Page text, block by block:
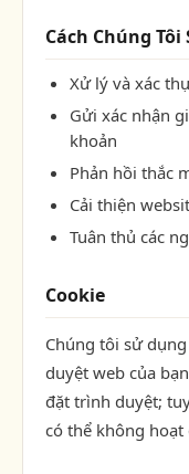
Cách Chúng
Xử lý và xác
Gửi xác nhận
khoản
Phản hồi thắc
Cải thiện
Tuân thủ các
Cookie
Chúng tôi sử
duyệt web của
đặt trình duyệt;
có thể không hoạt